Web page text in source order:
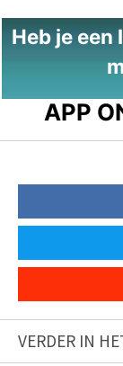
Heb je
APP
VERDER IN